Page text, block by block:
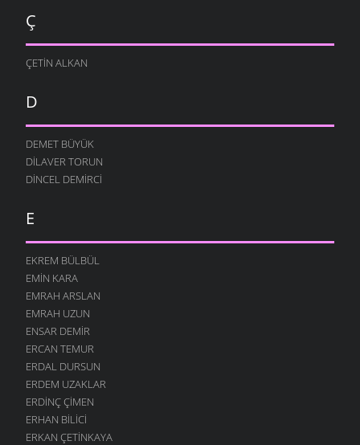
Ç
ÇETIN ALKAN
D
DEMET BÜYÜK
DILAVER TORUN
DINCEL DEMIRCI
E
EKREM BÜLBÜL
EMIN KARA
EMRAH ARSLAN
EMRAH UZUN
ENSAR DEMIR
ERCAN TEMUR
ERDAL DURSUN
ERDEM UZAKLAR
ERDINÇ ÇIMEN
ERHAN BILICI
ERKAN ÇETINKAYA